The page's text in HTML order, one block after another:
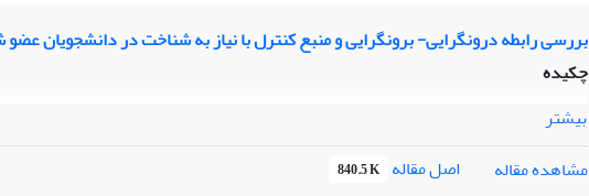
بررسی رابطه درونگرایی- برونگرایی و منبع کنترل با نیاز به شناخت در دانشجویان
چکیده
بیشتر
مشاهده مقاله
اصل مقاله 840.5 K